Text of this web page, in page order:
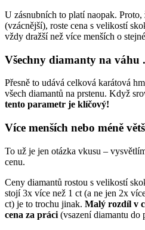
U zásnubních to platí naopak. Proto,
(vzácnější), roste cena s velikostí
vždy dražší než více menších o
Všechny diamanty na váhu
Přesně to udává celková karátová
všech diamantů na prstenu. Když
tento parametr je klíčový!
Více menších nebo méně
To už je jen otázka vkusu –
cenu.
Ceny diamantů rostou s velikostí
stojí 3x více než 1 ct (a ne jen 2x
ct) je to trochu jinak. Malý rozdíl v
cena za práci (vsazení diamantu do